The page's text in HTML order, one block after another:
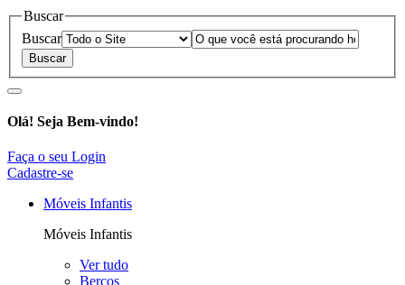
Buscar
Buscar
Olá! Seja Bem-vindo!
Faça o seu Login
Cadastre-se
Móveis Infantis
Móveis Infantis
Ver tudo
Berços